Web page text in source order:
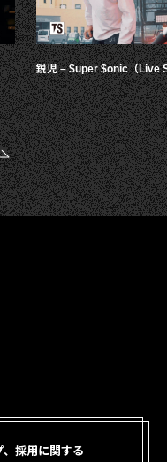
鋭児 – $uper $onic（Live
採用に関する